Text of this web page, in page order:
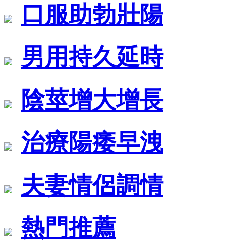
口服助勃壯陽
男用持久延時
陰莖增大增長
治療陽痿早洩
夫妻情侶調情
熱門推薦